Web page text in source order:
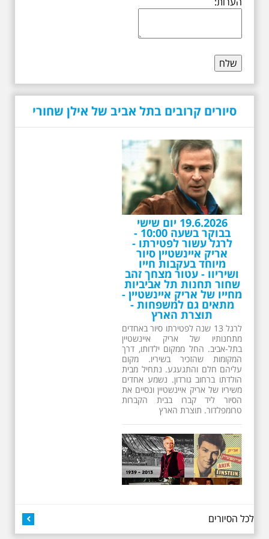
סיורים קרובים בתל אביב של אילן שחורי
19.6.2026 יום שישי
בבוקר בשעה 10:00 -
לרגל עשור לפטירתו -
אריק איינשטיין סיור
מיוחד בעקבות חייו
ושיריוו - עטור מצחך זהב
שחור תחנות תל אביביות
מחייו של אריק איינשטיין -
מתאים גם למשפחות -
תוצרת הארץ
לרגל 13 שנה לפטירתו סיור באחדים
מתחנותיו של אריק איינשטיין
בתל-אביב. החל ממקום ילדותו, דרך
המקומות שהזכיר בשיריו. מקום
עליהם חלם והתגעגע. נתחיל מבית
הולדתו ברחוב גורדון. נשמע אחדים
משיריו של אריק איינשטיין ונסיים את
הסיור ליד קברו בבית הקברות
טרומפלדור. תוצרת הארץ
לכל הסיורים